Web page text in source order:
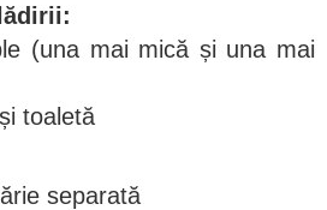
(una mai mică și una mai
toaletă
separată